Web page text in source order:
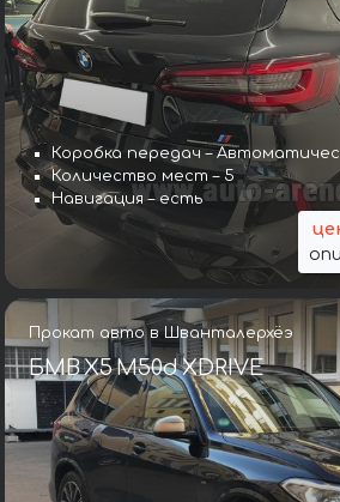
Коробка передач –
Количество мест – 5
Навигация – есть
Прокат авто в Шванталерхёэ
БМВ X5 M50d XDRIVE